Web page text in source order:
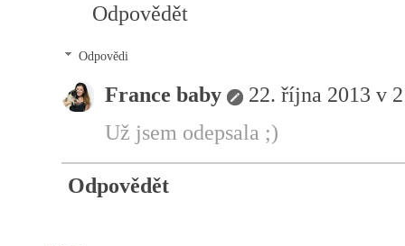
Odpovědět
Odpovědi
France baby
22. října 2013 v
Už jsem odepsala ;)
Odpovědět